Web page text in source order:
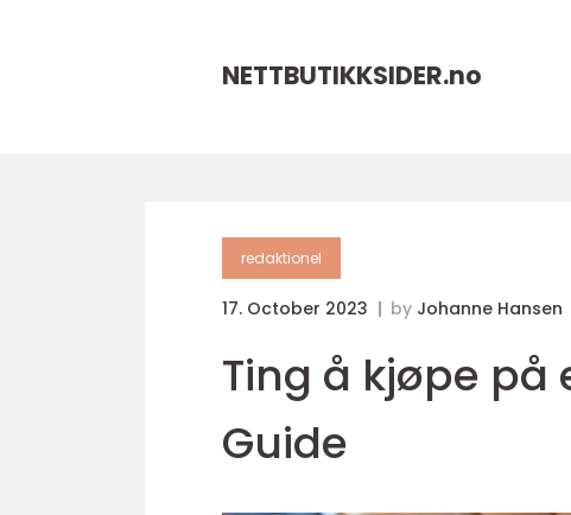
NETTBUTIKKSIDER.no
redaktionel
17. October 2023 by Johanne Hansen
Ting å kjøpe på
Guide